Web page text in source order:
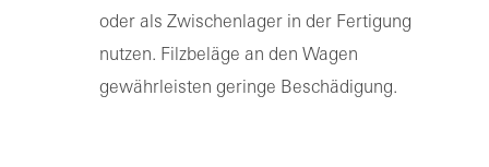
oder als Zwischenlager in der Fertigung
nutzen. Filzbeläge an den Wagen
gewährleisten geringe Beschädigung.